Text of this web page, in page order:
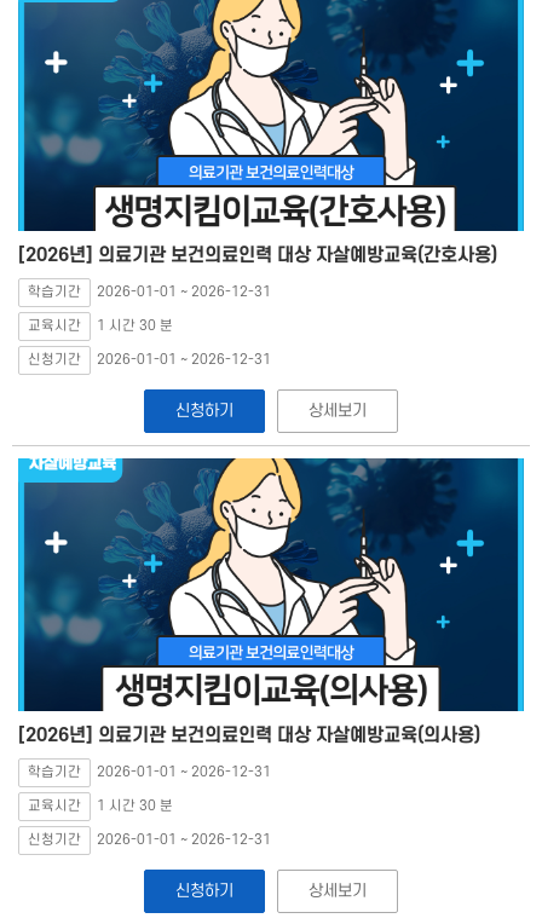
[2026년] 의료기관 보건의료인력 대상 자살예방교육(간호사용)
학습기간 2026-01-01 ~ 2026-12-31
교육시간 1 시간 30 분
신청기간 2026-01-01 ~ 2026-12-31
신청하기 상세보기
[2026년] 의료기관 보건의료인력 대상 자살예방교육(의사용)
학습기간 2026-01-01 ~ 2026-12-31
교육시간 1 시간 30 분
신청기간 2026-01-01 ~ 2026-12-31
신청하기 상세보기